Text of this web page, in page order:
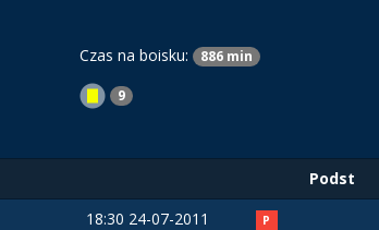
Czas na boisku: 886 min
9
Podst
18:30 24-07-2011 P